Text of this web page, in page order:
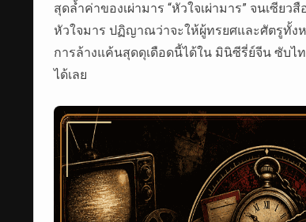
สุดล้ำค่าของเผ่ามาร “หัวใจเผ่ามาร” จนเซี
หัวใจมาร ปฏิญาณว่าจะให้ผู้ทรยศและศัตรูทั้ง
การล้างแค้นสุดดุเดือดนี้ได้ใน มินิซีรี่ย์จีน ซับไ
ได้เลย